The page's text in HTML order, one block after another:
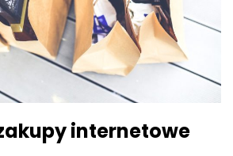
internetowe